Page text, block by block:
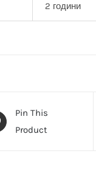
2 години
Pin This
Product